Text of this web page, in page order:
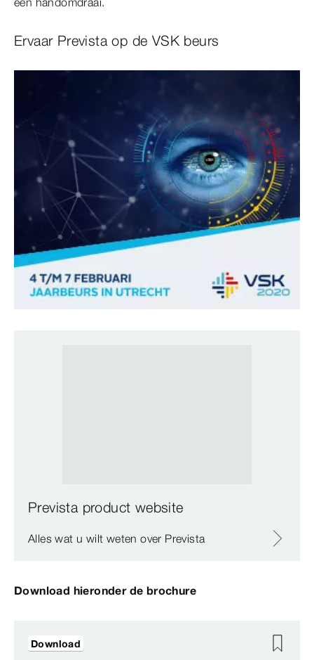
Ervaar Prevista op de VSK beurs
Prevista product website
Alles wat u wilt weten over Prevista
Download hieronder de brochure
Download